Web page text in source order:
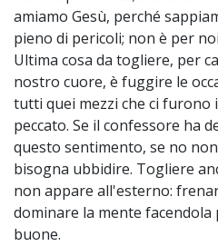
amiamo Gesù, perché
pieno di pericoli; non è per
Ultima cosa da togliere, per
nostro cuore, è fuggire le
tutti quei mezzi che ci furono
peccato. Se il confessore ha
questo sentimento, se no
bisogna ubbidire. Togliere
non appare all'esterno:
dominare la mente facendola
buone.